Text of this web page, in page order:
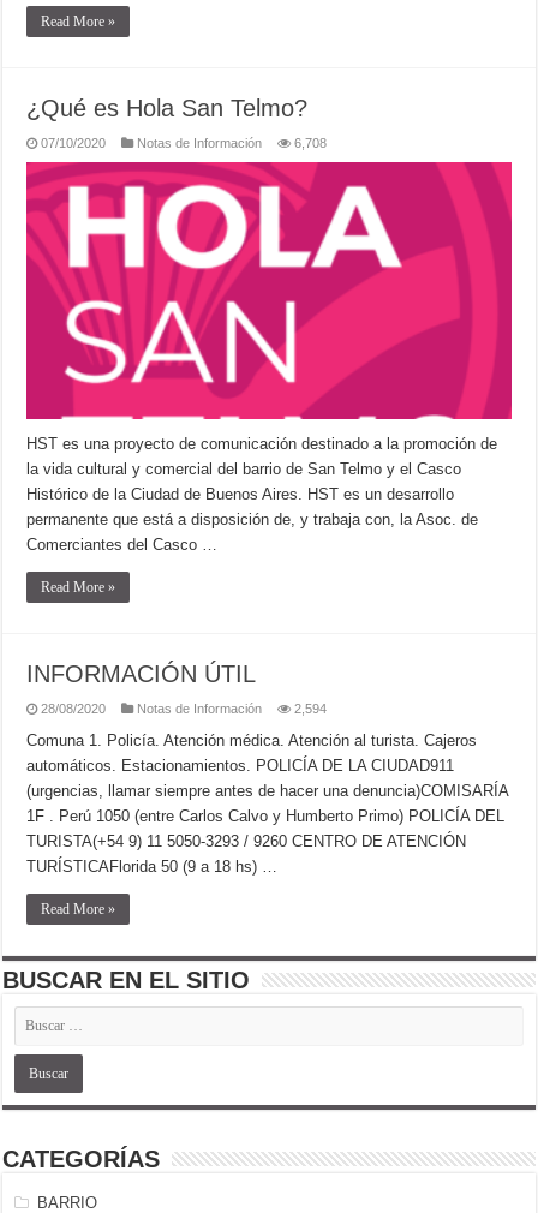
Read More »
¿Qué es Hola San Telmo?
07/10/2020 Notas de Información 6,708
HST es una proyecto de comunicación destinado a la promoción de
la vida cultural y comercial del barrio de San Telmo y el Casco
Histórico de la Ciudad de Buenos Aires. HST es un desarrollo
permanente que está a disposición de, y trabaja con, la Asoc. de
Comerciantes del Casco …
Read More »
INFORMACIÓN ÚTIL
28/08/2020 Notas de Información 2,594
Comuna 1. Policía. Atención médica. Atención al turista. Cajeros
automáticos. Estacionamientos. POLICÍA DE LA CIUDAD911
(urgencias, llamar siempre antes de hacer una denuncia)COMISARÍA
1F . Perú 1050 (entre Carlos Calvo y Humberto Primo) POLICÍA DEL
TURISTA(+54 9) 11 5050-3293 / 9260 CENTRO DE ATENCIÓN
TURÍSTICAFlorida 50 (9 a 18 hs) …
Read More »
BUSCAR EN EL SITIO
CATEGORÍAS
BARRIO